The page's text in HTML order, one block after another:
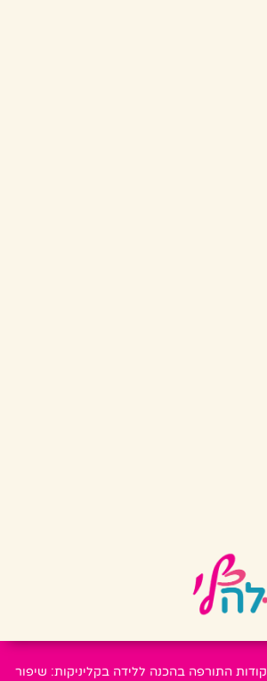
התורפה בהכנה ללידה בקליניקות: שיפור